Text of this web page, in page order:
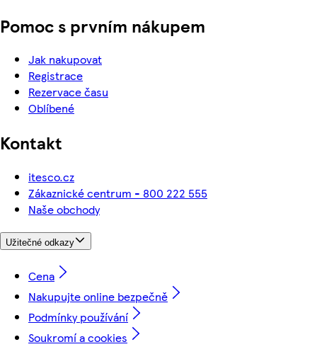
Pomoc s prvním nákupem
Jak nakupovat
Registrace
Rezervace času
Oblíbené
Kontakt
itesco.cz
Zákaznické centrum - 800 222 555
Naše obchody
Užitečné odkazy
Cena
Nakupujte online bezpečně
Podmínky používání
Soukromí a cookies